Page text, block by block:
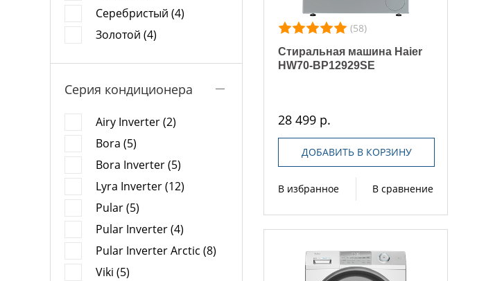
Серебристый (4)
Золотой (4)
Серия кондиционера
Airy Inverter (2)
Bora (5)
Bora Inverter (5)
Lyra Inverter (12)
Pular (5)
Pular Inverter (4)
Pular Inverter Arctic (8)
Viki (5)
(58)
Стиральная машина Haier
HW70-BP12929SE
28 499 р.
ДОБАВИТЬ В КОРЗИНУ
В избранное В сравнение